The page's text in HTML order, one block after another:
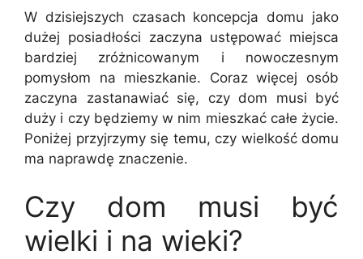
W dzisiejszych czasach koncepcja domu jako
dużej posiadłości zaczyna ustępować miejsca
bardziej zróżnicowanym i nowoczesnym
pomysłom na mieszkanie. Coraz więcej osób
zaczyna zastanawiać się, czy dom musi być
duży i czy będziemy w nim mieszkać całe życie.
Poniżej przyjrzymy się temu, czy wielkość domu
ma naprawdę znaczenie.
Czy dom musi być
wielki i na wieki?